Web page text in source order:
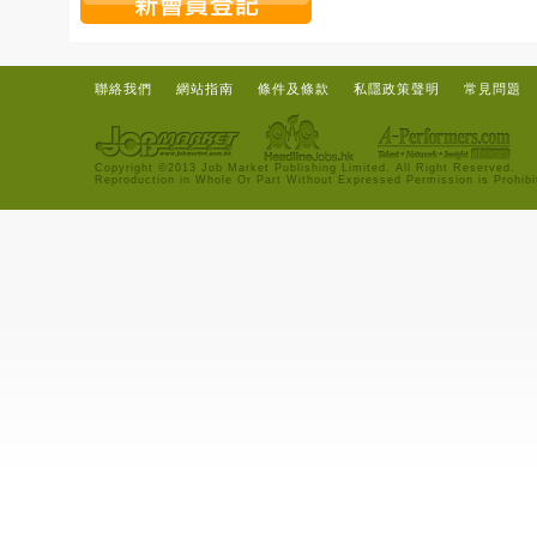
聯絡我們 網站指南 條件及條款 私隱政策聲明 常見問題
Copyright ©2013 Job Market Publishing Limited. All Right Reserved.
Reproduction in Whole Or Part Without Expressed Permission is